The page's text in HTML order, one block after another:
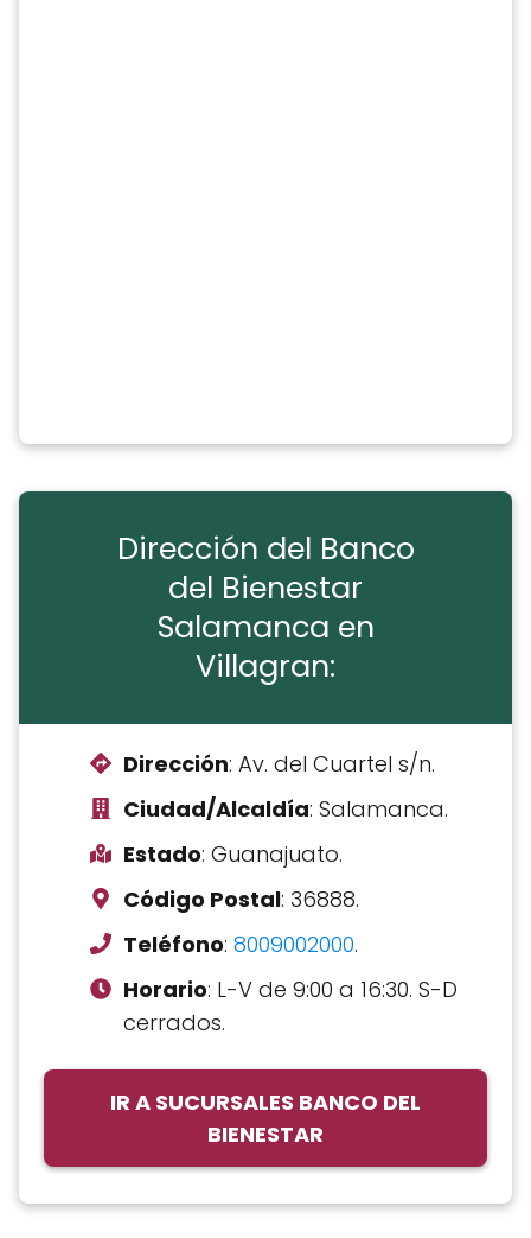
Dirección del Banco
del Bienestar
Salamanca en
Villagran:
Dirección: Av. del Cuartel s/n.
Ciudad/Alcaldía: Salamanca.
Estado: Guanajuato.
Código Postal: 36888.
Teléfono: 8009002000.
Horario: L-V de 9:00 a 16:30. S-D
cerrados.
IR A SUCURSALES BANCO DEL
BIENESTAR